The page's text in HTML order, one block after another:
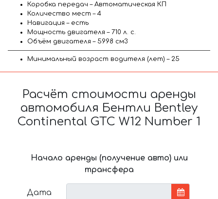
Коробка передач – Автоматическая КП
Количество мест – 4
Навигация – есть
Мощность двигателя – 710 л. с.
Объём двигателя – 5998 см3
Минимальный возраст водителя (лет) – 25
Расчёт стоимости аренды
автомобиля Бентли Bentley
Continental GTC W12 Number 1
Начало аренды (получение авто) или
трансфера
Дата